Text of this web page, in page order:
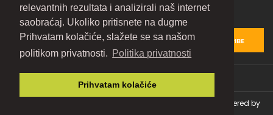
relevantnih rezultata i analizirali naš internet
saobraćaj. Ukoliko pritisnete na dugme
Prihvatam kolačiće, slažete se sa našom
politikom privatnosti. Politika privatnosti
Prihvatam kolačiće
© Copyright 2026 TOLSEN e-Shop. All Rights Reserved. | Powered by
BILTEN
SUBSCRIBE